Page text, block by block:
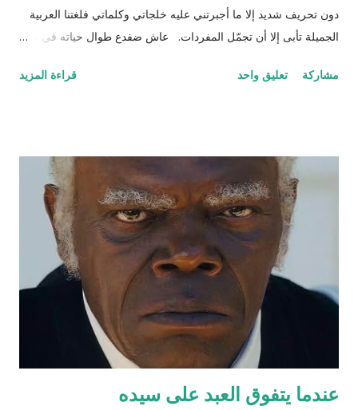
دون تحريف شديد إلا ما أجبرتني عليه خلجاتي وكلماتي فلغتنا العربية
الجميلة تأبى إلا أن تجمّل المفردات. عاش ضفدع طوال حياته في بئر
وجمال السحاب وهو يمر مشكلاً لوحات بيضاء سريعة وبطيئة مثل
الضفدع. قالت السلحفاة : "كيف أنت اليوم أيها الضفدع؟" رد عليها وقد
نفخ أوداجه واخضر خضاره وقال: "أنا كما ترين أسبح في هذا الماء
الراكد الساكن الهادئ أمتع ناظري في الموج الذي أفتعله على مزاجي
وقدر حجمي وعندي من البيوت بعدد الحفر المنتشرة في جوانب البئر،
أختبئ فيها من المطر وكلما ارتفع منسوب الماء اعتليت بيتا (حفرة)
أعلى. طعامي كما تعلمين حشرات تائهة جذبها الماء الداكن ورائحته
المعتقة، تعالي واستمتعي معي لأخبرك عن تجارب...
مشاركة تعليق واحد قراءة المزيد
عندما يتفوق العبد على سيده